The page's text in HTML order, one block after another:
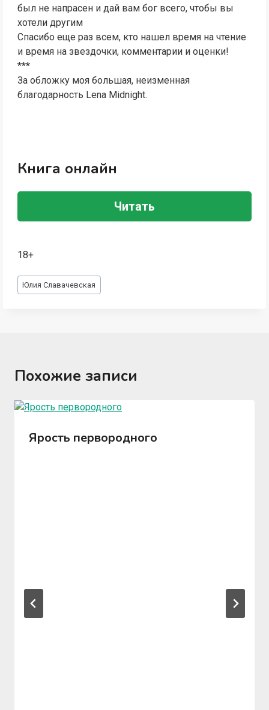
был не напрасен и дай вам бог всего, чтобы вы
хотели другим
Спасибо еще раз всем, кто нашел время на чтение
и время на звездочки, комментарии и оценки!
***
За обложку моя большая, неизменная
благодарность Lena Midnight.
Книга онлайн
Читать
18+
Метки
записи:
Юлия Славачевская
Похожие записи
Ярость первородного